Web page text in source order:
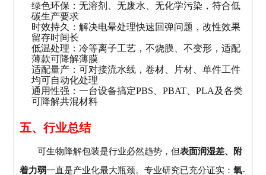
绿色环保：无溶剂、无废水、无化学污染，符合低
碳生产要求
时效持久：解决电晕处理快速回弹问题，改性效果
留存时间长
低温处理：冷等离子工艺，不烧膜、不变形，适配
薄款可降解薄膜
适配量产：可对接流水线，卷材、片材、单件工件
均可自动化处理
通用性强：一台设备搞定PBS、PBAT、PLA及各类
可降解共混材料
五、行业总结
可生物降解包装是行业必然趋势，但表面润湿差、附
着力弱一直是产业化最大瓶颈。专业研究已充分证实：氧-